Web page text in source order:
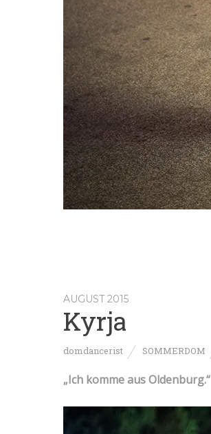
AUGUST 2015
Kyrja
domdancerist SOMMERDOM
„Ich komme aus Oldenburg.“